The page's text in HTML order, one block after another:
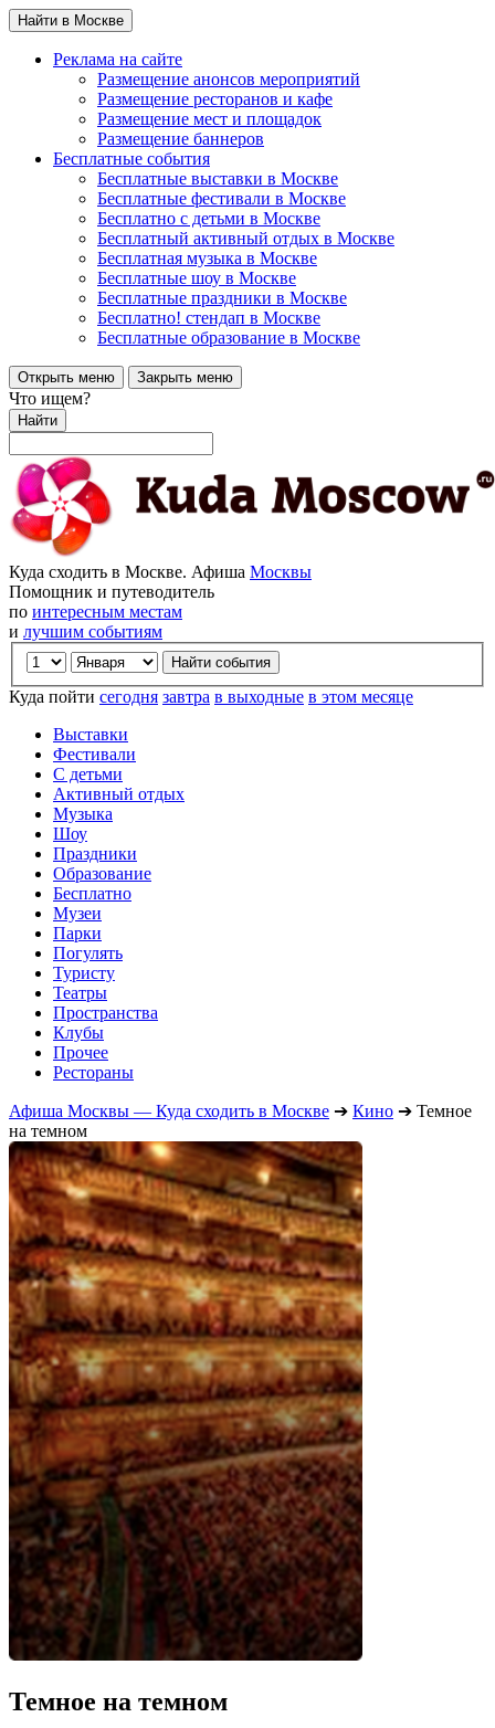
Найти в Москве
Реклама на сайте
Размещение анонсов мероприятий
Размещение ресторанов и кафе
Размещение мест и площадок
Размещение баннеров
Бесплатные события
Бесплатные выставки в Москве
Бесплатные фестивали в Москве
Бесплатно с детьми в Москве
Бесплатный активный отдых в Москве
Бесплатная музыка в Москве
Бесплатные шоу в Москве
Бесплатные праздники в Москве
Бесплатно! стендап в Москве
Бесплатные образование в Москве
Открыть меню Закрыть меню
Что ищем?
Найти
Куда сходить в Москве. Афиша Москвы
Помощник и путеводитель
по интересным местам
и лучшим событиям
Куда пойти сегодня завтра в выходные в этом месяце
Выставки
Фестивали
С детьми
Активный отдых
Музыка
Шоу
Праздники
Образование
Бесплатно
Музеи
Парки
Погулять
Туристу
Театры
Пространства
Клубы
Прочее
Рестораны
Афиша Москвы — Куда сходить в Москве ➔ Кино ➔ Темное
на темном
Темное на темном